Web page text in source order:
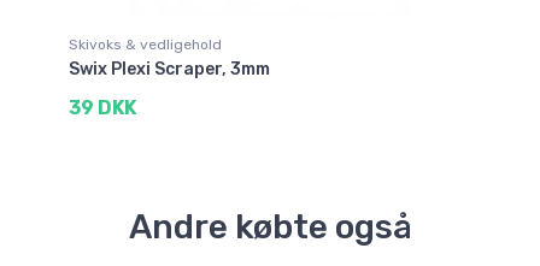
Skivoks & vedligehold
Swix Plexi Scraper, 3mm
39 DKK
Andre købte også